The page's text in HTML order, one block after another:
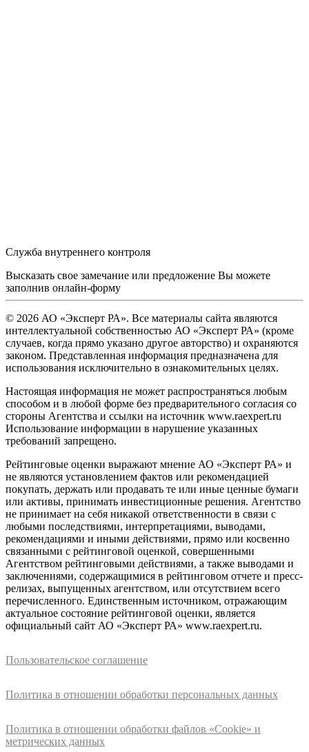
Служба внутреннего контроля
Высказать свое замечание или предложение Вы можете
заполнив онлайн-форму
© 2026 АО «Эксперт РА». Все материалы сайта являются
интеллектуальной собственностью АО «Эксперт РА» (кроме
случаев, когда прямо указано другое авторство) и охраняются
законом. Представленная информация предназначена для
использования исключительно в ознакомительных целях.
Настоящая информация не может распространяться любым
способом и в любой форме без предварительного согласия со
стороны Агентства и ссылки на источник www.raexpert.ru
Использование информации в нарушение указанных
требований запрещено.
Рейтинговые оценки выражают мнение АО «Эксперт РА» и
не являются установлением фактов или рекомендацией
покупать, держать или продавать те или иные ценные бумаги
или активы, принимать инвестиционные решения. Агентство
не принимает на себя никакой ответственности в связи с
любыми последствиями, интерпретациями, выводами,
рекомендациями и иными действиями, прямо или косвенно
связанными с рейтинговой оценкой, совершенными
Агентством рейтинговыми действиями, а также выводами и
заключениями, содержащимися в рейтинговом отчете и пресс-
релизах, выпущенных агентством, или отсутствием всего
перечисленного. Единственным источником, отражающим
актуальное состояние рейтинговой оценки, является
официальный сайт АО «Эксперт РА» www.raexpert.ru.
Пользовательское соглашение
Политика в отношении обработки персональных данных
Политика в отношении обработки файлов «Cookie» и
метрических данных